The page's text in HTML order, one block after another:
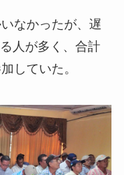
なかったが、遅
人が多く、合計
していた。